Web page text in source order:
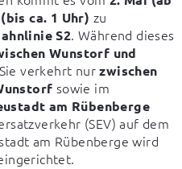
ca. 1 Uhr) zu
S2. Während dieses
Wunstorf und
verkehrt nur zwischen
am Rübenberge
(SEV) auf dem
am Rübenberge wird